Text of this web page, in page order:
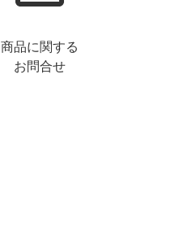
商品に関する
お問合せ